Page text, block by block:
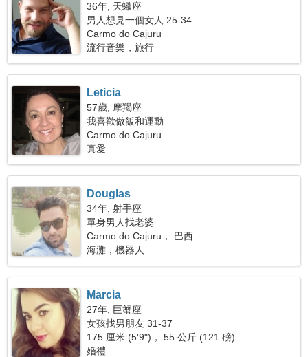
36年, 天蠍座
男人想見一個女人 25-34
Carmo do Cajuru
流行音樂，旅行
Leticia
57歲, 摩羯座
我喜歡做飯和運動
Carmo do Cajuru
真愛
Douglas
34年, 射手座
單身男人找老婆
Carmo do Cajuru， 巴西
海灘，機器人
Marcia
27年, 巨蟹座
女孩找男朋友 31-37
175 厘米 (5'9")， 55 公斤 (121 磅)
婚禮